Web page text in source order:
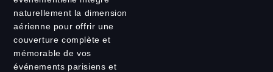
naturellement la dimension
aérienne pour offrir une
couverture complète et
mémorable de vos
événements parisiens et